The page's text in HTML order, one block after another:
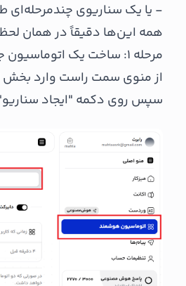
- یا یک سناریوی چندمرحله‌ای
همه این‌ها دقیقاً در همان
مرحله ۱: ساخت یک اتوماسیون جدید
از منوی سمت راست وارد بخش
سپس روی دکمه "ایجاد